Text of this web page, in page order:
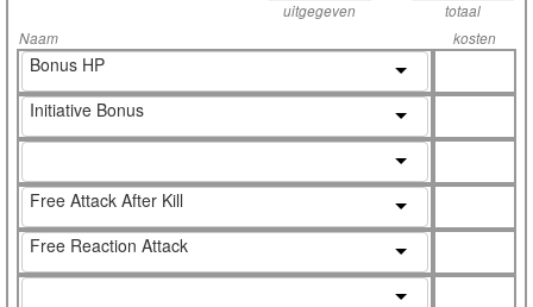
uitgegeven
totaal
Naam
kosten
Bonus HP
Initiative Bonus
Free Attack After Kill
Free Reaction Attack